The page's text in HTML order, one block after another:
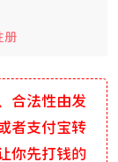
册
合法性由发
者支付宝转
你先打钱的